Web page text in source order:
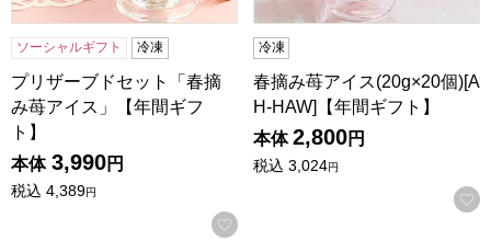
ソーシャルギフト 冷凍
プリザーブドセット「春摘
み苺アイス」【年間ギフ
ト】
本体 3,990円
税込 4,389円
お気に入りに登録する
冷凍
春摘み苺アイス(20g×20個)[A
H-HAW]【年間ギフト】
本体 2,800円
税込 3,024円